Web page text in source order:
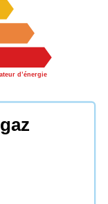
d’énergie